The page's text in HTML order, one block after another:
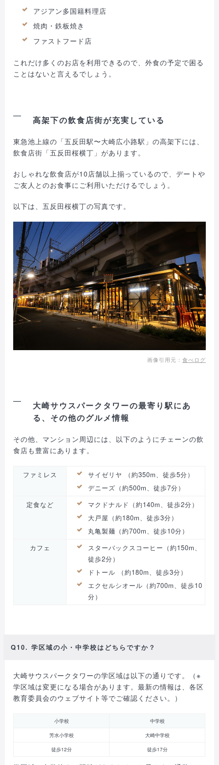
アジアン多国籍料理店
焼肉・鉄板焼き
ファストフード店
これだけ多くのお店を利用できるので、外食の予定で困る
ことはないと言えるでしょう。
高架下の飲食店街が充実している
東急池上線の「五反田駅〜大崎広小路駅」の高架下には、
飲食店街「五反田桜横丁」があります。
おしゃれな飲食店が10店舗以上揃っているので、デートや
ご友人とのお食事にご利用いただけるでしょう。
以下は、五反田桜横丁の写真です。
画像引用元： 食べログ
大崎サウスパークタワーの最寄り駅にあ
る、その他のグルメ情報
その他、マンション周辺には、以下のようにチェーンの飲
食店も豊富にあります。
ファミレス
サイゼリヤ （約350m、徒歩5分）
デニーズ（約500m、徒歩7分）
定食など
マクドナルド（約140m、徒歩2分）
大戸屋（約180m、徒歩3分）
丸亀製麺（約700m、徒歩10分）
カフェ
スターバックスコーヒー（約150m、
徒歩2分）
ドトール （約180m、徒歩3分）
エクセルシオール（約700m、徒歩10
分）
Q10. 学区域の小・中学校はどちらですか？
大崎サウスパークタワーの学区域は以下の通りです。（※
学区域は変更になる場合があります。最新の情報は、各区
教育委員会のウェブサイト等でご確認ください。）
小学校 中学校
芳水小学校 大崎中学校
徒歩12分 徒歩17分